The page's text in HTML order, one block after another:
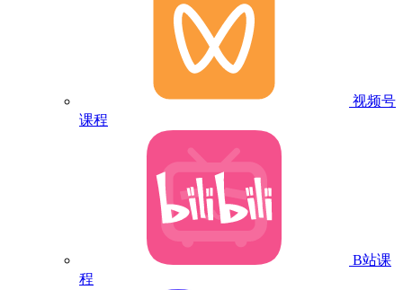
视频号
课程
B站课
程